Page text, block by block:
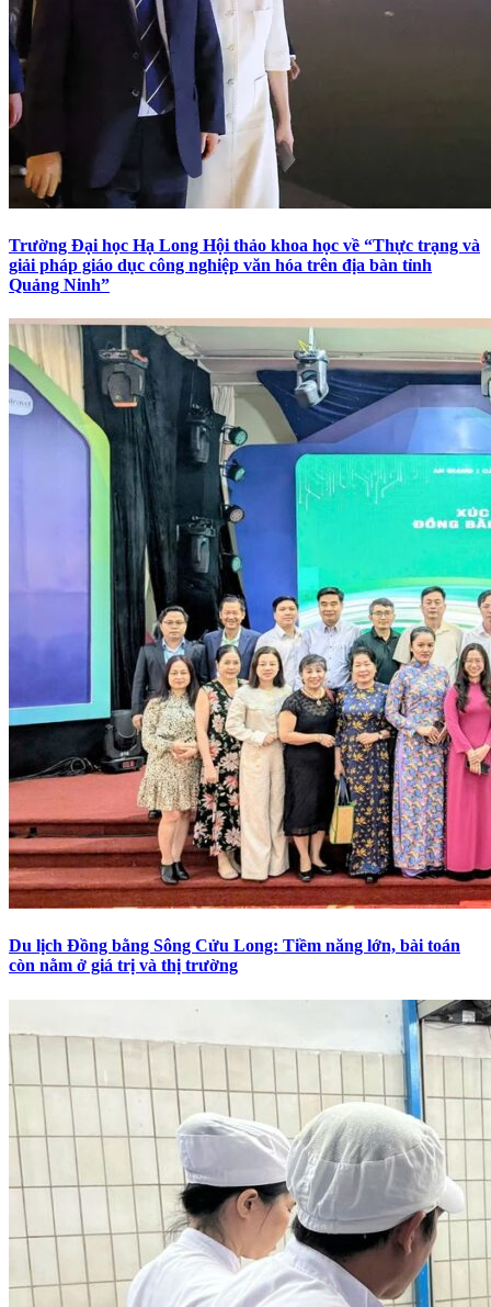
Trường Đại học Hạ Long Hội thảo khoa học về “Thực trạng và
giải pháp giáo dục công nghiệp văn hóa trên địa bàn tỉnh
Quảng Ninh”
Du lịch Đồng bằng Sông Cửu Long: Tiềm năng lớn, bài toán
còn nằm ở giá trị và thị trường